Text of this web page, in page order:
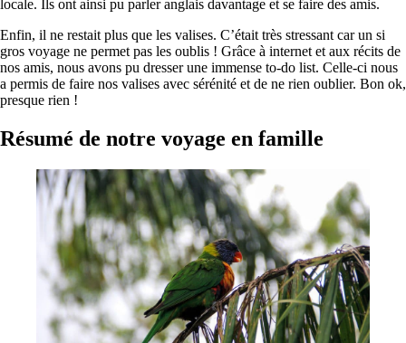
locale. Ils ont ainsi pu parler anglais davantage et se faire des amis.
Enfin, il ne restait plus que les valises. C’était très stressant car un si
gros voyage ne permet pas les oublis ! Grâce à internet et aux récits de
nos amis, nous avons pu dresser une immense to-do list. Celle-ci nous
a permis de faire nos valises avec sérénité et de ne rien oublier. Bon ok,
presque rien !
Résumé de notre voyage en famille